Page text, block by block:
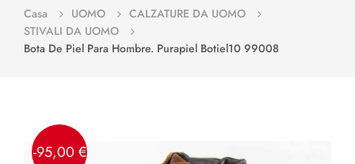
Casa UOMO
CALZATURE DA UOMO
STIVALI DA UOMO
Bota De Piel Para Hombre. Purapiel Botiel10 99008
-95,00 €